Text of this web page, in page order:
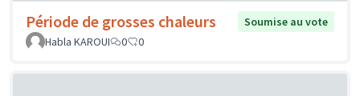
Période de grosses chaleurs
Soumise au vote
Habla KAROUI
0 0